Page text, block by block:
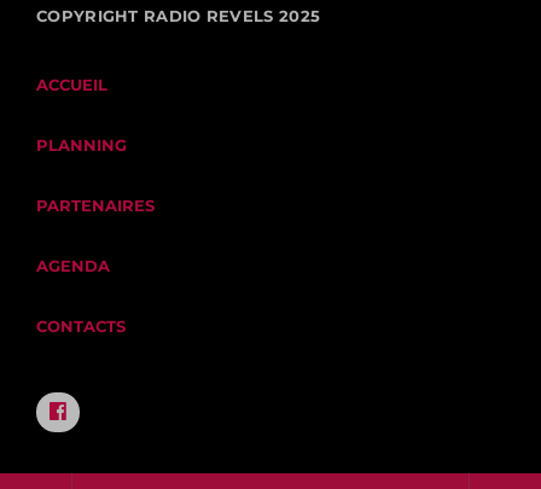
COPYRIGHT RADIO REVELS 2025
ACCUEIL
PLANNING
PARTENAIRES
AGENDA
CONTACTS